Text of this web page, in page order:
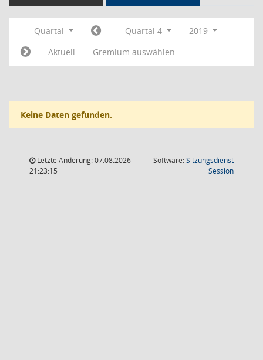
Quartal Quartal 4
2019
Aktuell
Gremium auswählen
Keine Daten gefunden.
Letzte Änderung: 07.08.2026
21:23:15
Software:Sitzungsdienst
Session(Wird in